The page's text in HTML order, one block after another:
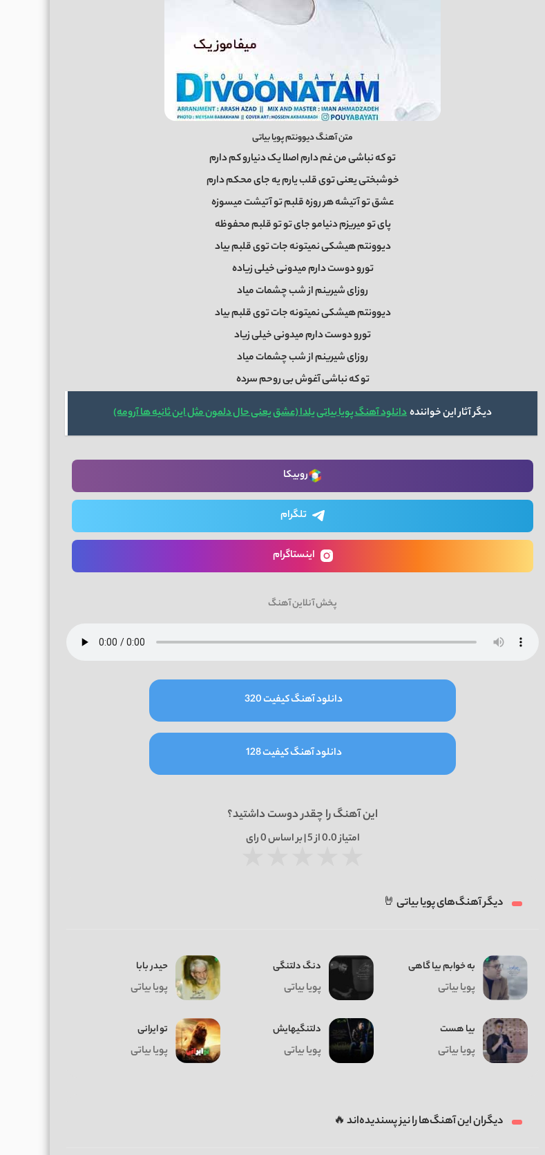
متن آهنگ دیوونتم پویا بیاتی
تو که نباشی من غم دارم اصلا یک دنیارو کم دارم
خوشبختی یعنی توی قلب یارم یه جای محکم دارم
عشق تو آتیشه هر روزه قلبم تو آتیشت میسوزه
پای تو میریزم دنیامو جای تو تو قلبم محفوظه
دیوونتم هیشکی نمیتونه جات توی قلبم بیاد
تورو دوست دارم میدونی خیلی زیاده
روزای شیرینم از شب چشمات میاد
دیوونتم هیشکی نمیتونه جات توی قلبم بیاد
تورو دوست دارم میدونی خیلی زیاد
روزای شیرینم از شب چشمات میاد
تو که نباشی آغوش بی روحم سرده
دیگر آثار این خوانندهدانلود آهنگ پویا بیاتی یلدا (عشق یعنی حال دلمون مثل این ثانیه ها آرومه)
روبیکا
تلگرام
اینستاگرام
پخش آنلاین آهنگ
دانلود آهنگ کیفیت 320
دانلود آهنگ کیفیت 128
این آهنگ را چقدر دوست داشتید؟
امتیاز0.0از 5 | بر اساس 0رای
دیگر آهنگ‌های پویا بیاتی 🤘
به خوابم بیا گاهی
پویا بیاتی
دنگ دلتنگی
پویا بیاتی
حیدر بابا
پویا بیاتی
بیا هست
پویا بیاتی
دلتنگیهایش
پویا بیاتی
تو ایرانی
پویا بیاتی
دیگران این آهنگ‌ها را نیز پسندیده‌اند 🔥